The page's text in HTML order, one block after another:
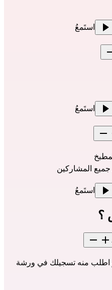
استَمعُ
استَمعُ
جميع المشاركين
استَمعُ
؟